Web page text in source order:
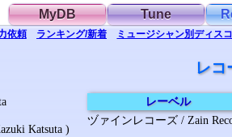
MyDB Tune
依頼 ランキング/新着 ミュージシャン別ディス
レコ
Katsuta )
レーベル
ヅァインレコーズ / Zain